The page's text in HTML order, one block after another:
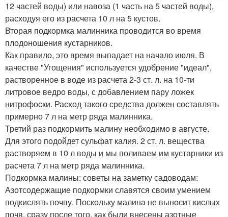
12 частей воды) или навоза (1 часть на 5 частей воды),
расходуя его из расчета 10 л на 5 кустов.
Вторая подкормка малинника проводится во время
плодоношения кустарников.
Как правило, это время выпадает на начало июля. В
качестве "Угощения" используется удобрение "идеал",
растворенное в воде из расчета 2-3 ст. л. на 10-ти
литровое ведро воды, с добавлением пару ложек
нитрофоски. Расход такого средства должен составлять
примерно 7 л на метр ряда малинника.
Третий раз подкормить малину необходимо в августе.
Для этого подойдет сульфат калия. 2 ст. л. вещества
растворяем в 10 л воды и мы поливаем им кустарники из
расчета 7 л на метр ряда малинника.
Подкормка малины: советы на заметку садоводам:
Азотсодержащие подкормки славятся своим умением
подкислять почву. Поскольку малина не выносит кислых
почв, сразу после того, как были внесены азотные